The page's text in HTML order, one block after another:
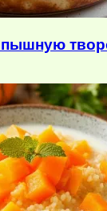
пышную